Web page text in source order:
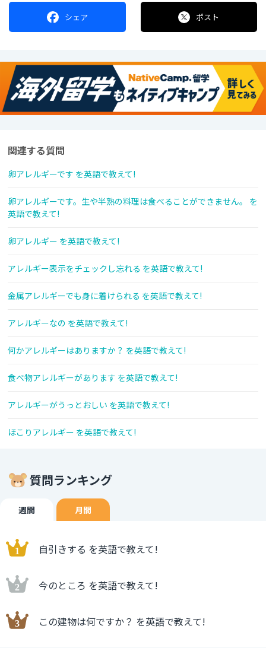
シェア ポスト
関連する質問
卵アレルギーです を英語で教えて!
卵アレルギーです。生や半熟の料理は食べることができません。 を
英語で教えて!
卵アレルギー を英語で教えて!
アレルギー表示をチェックし忘れる を英語で教えて!
金属アレルギーでも身に着けられる を英語で教えて!
アレルギーなの を英語で教えて!
何かアレルギーはありますか？ を英語で教えて!
食べ物アレルギーがあります を英語で教えて!
アレルギーがうっとおしい を英語で教えて!
ほこりアレルギー を英語で教えて!
質問ランキング
週間 月間
自引きする を英語で教えて!
今のところ を英語で教えて!
この建物は何ですか？ を英語で教えて!